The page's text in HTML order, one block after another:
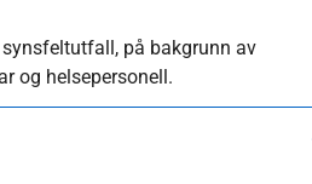
på bakgrunn av
og helsepersonell.